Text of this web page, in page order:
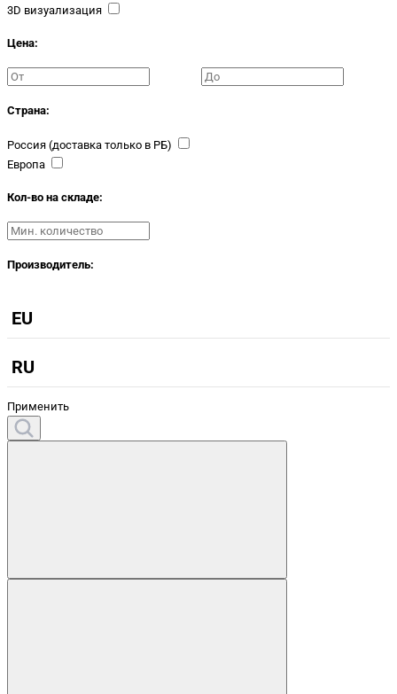
3D визуализация
Цена:
Страна:
Россия (доставка только в РБ)
Европа
Кол-во на складе:
Производитель:
EU
RU
Применить